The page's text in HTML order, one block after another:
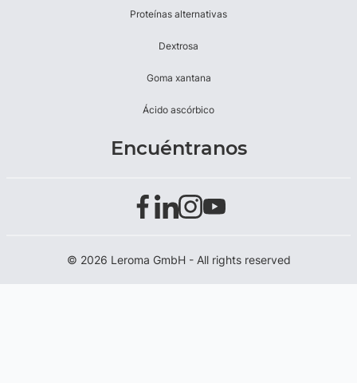
Proteínas alternativas
Dextrosa
Goma xantana
Ácido ascórbico
Encuéntranos
© 2026 Leroma GmbH - All rights reserved